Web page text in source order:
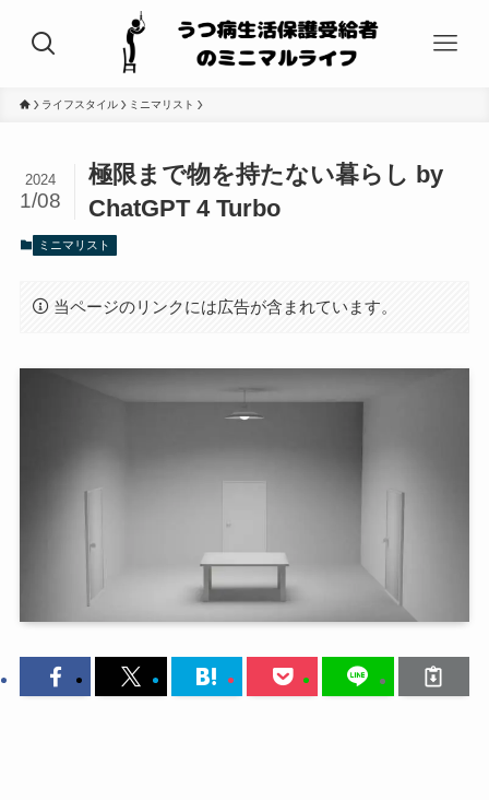
ライフスタイル ミニマリスト
極限まで物を持たない暮らし by
ChatGPT 4 Turbo
2024
1/08
ミニマリスト
当ページのリンクには広告が含まれています。